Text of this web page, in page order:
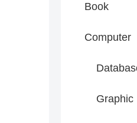
Book
Computer
Graphic